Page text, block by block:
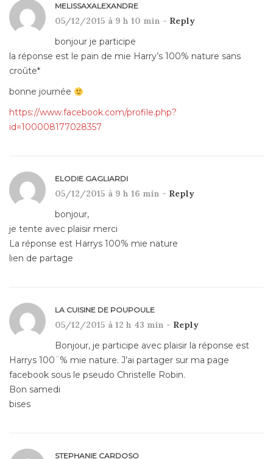
MELISSAXALEXANDRE
05/12/2015 à 9 h 10 min - Reply
bonjour je participe
la réponse est le pain de mie Harry’s 100% nature sans
croûte*
bonne journée
https://www.facebook.com/profile.php?
id=100008177028357
ELODIE GAGLIARDI
05/12/2015 à 9 h 16 min - Reply
bonjour,
je tente avec plaisir merci
La réponse est Harrys 100% mie nature
lien de partage
LA CUISINE DE POUPOULE
05/12/2015 à 12 h 43 min - Reply
Bonjour, je participe avec plaisir la réponse est
Harrys 100¨% mie nature. J’ai partager sur ma page
facebook sous le pseudo Christelle Robin.
Bon samedi
bises
STEPHANIE CARDOSO